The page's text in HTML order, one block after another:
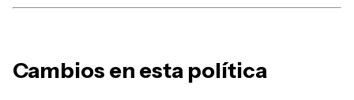
Cambios en esta política